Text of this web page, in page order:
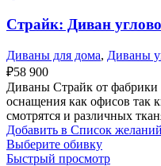
Страйк: Диван
Диваны для дома, Диваны
₽58 900
Диваны Страйк от фабрики
оснащения как офисов так
смотрятся и различных
Добавить в Список желаний
Выберите обивку
Быстрый просмотр